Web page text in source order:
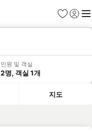
즐겨찾기
로그인
메
인원 및 객실
2명, 객실 1개
지도